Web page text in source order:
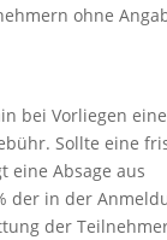
ohne
bei Vorliegen
Sollte eine
eine Absage aus
der in der
der